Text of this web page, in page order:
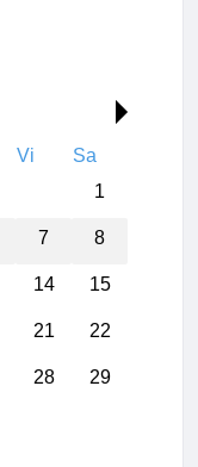
Vi
Sa
1
7 8
14 15
21 22
28 29